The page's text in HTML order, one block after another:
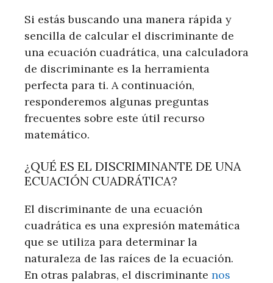
Si estás buscando una manera rápida y
sencilla de calcular el discriminante de
una ecuación cuadrática, una calculadora
de discriminante es la herramienta
perfecta para ti. A continuación,
responderemos algunas preguntas
frecuentes sobre este útil recurso
matemático.
¿QUÉ ES EL DISCRIMINANTE DE UNA
ECUACIÓN CUADRÁTICA?
El discriminante de una ecuación
cuadrática es una expresión matemática
que se utiliza para determinar la
naturaleza de las raíces de la ecuación.
En otras palabras, el discriminante nos